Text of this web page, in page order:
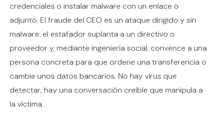
credenciales o instalar malware con un enlace o
adjunto. El fraude del CEO es un ataque dirigido y sin
malware: el estafador suplanta a un directivo o
proveedor y, mediante ingeniería social, convence a una
persona concreta para que ordene una transferencia o
cambie unos datos bancarios. No hay virus que
detectar, hay una conversación creíble que manipula a
la víctima.